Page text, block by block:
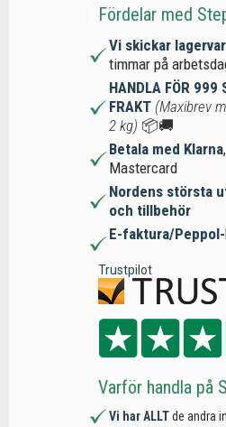
Fördelar med
Vi skickar
timmar på
HANDLA FÖR 999
FRAKT (Maxibrev
2 kg) 📦🚚
Betala med Klarna
Mastercard
Nordens största
och tillbehör
E-faktura/Peppol-
Trustpilot
Varför handla på
Vi har ALLTde andra